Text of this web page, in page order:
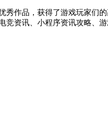
作品，获得了游戏玩家们
资讯、小程序资讯攻略、